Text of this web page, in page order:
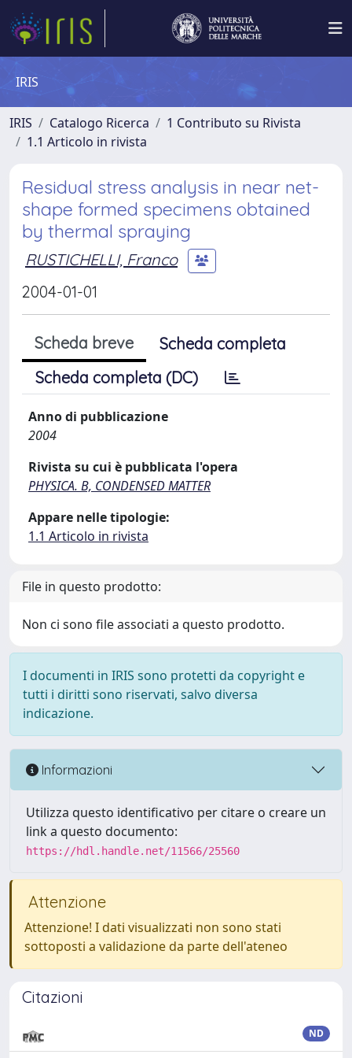
IRIS
IRIS Catalogo Ricerca
1 Contributo su Rivista
1.1 Articolo in rivista
Residual stress analysis in near net-
shape formed specimens obtained
by thermal spraying
RUSTICHELLI, Franco
2004-01-01
Scheda breve
Scheda completa
Scheda completa (DC)
Anno di pubblicazione
2004
Rivista su cui è pubblicata l'opera
PHYSICA. B, CONDENSED MATTER
Appare nelle tipologie:
1.1 Articolo in rivista
File in questo prodotto:
Non ci sono file associati a questo prodotto.
I documenti in IRIS sono protetti da copyright e
tutti i diritti sono riservati, salvo diversa
indicazione.
Informazioni
Utilizza questo identificativo per citare o creare un
link a questo documento:
https://hdl.handle.net/11566/25560
Attenzione
Attenzione! I dati visualizzati non sono stati
sottoposti a validazione da parte dell'ateneo
Citazioni
ND